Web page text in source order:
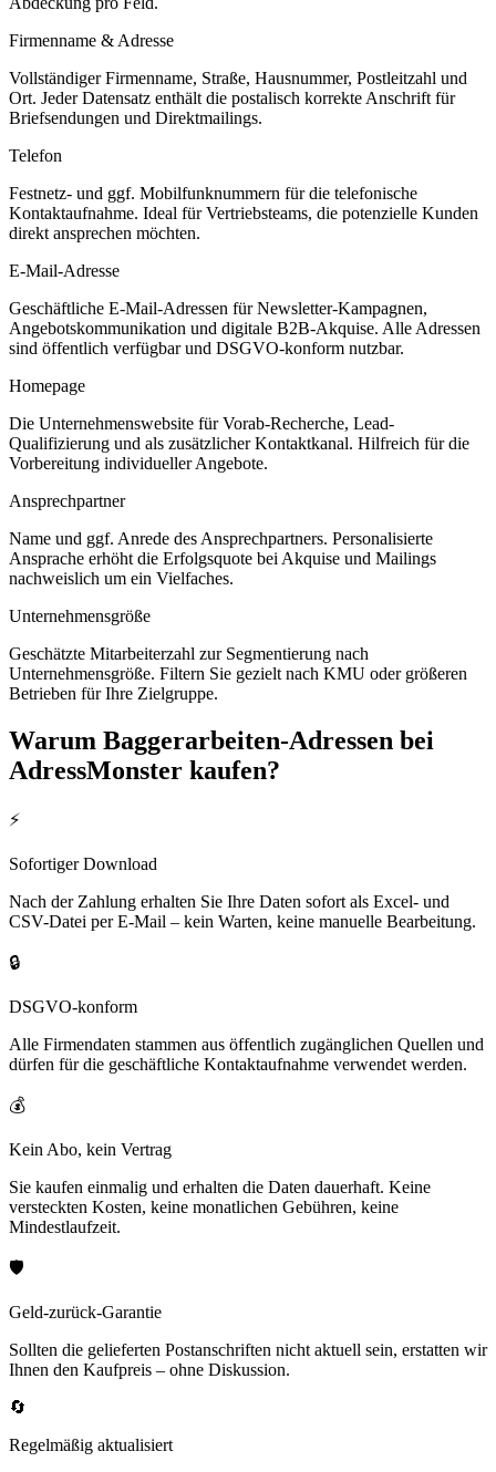
Firmenname & Adresse
Vollständiger Firmenname, Straße, Hausnummer, Postleitzahl und
Ort. Jeder Datensatz enthält die postalisch korrekte Anschrift für
Briefsendungen und Direktmailings.
Telefon
Festnetz- und ggf. Mobilfunknummern für die telefonische
Kontaktaufnahme. Ideal für Vertriebsteams, die potenzielle Kunden
direkt ansprechen möchten.
E-Mail-Adresse
Geschäftliche E-Mail-Adressen für Newsletter-Kampagnen,
Angebotskommunikation und digitale B2B-Akquise. Alle Adressen
sind öffentlich verfügbar und DSGVO-konform nutzbar.
Homepage
Die Unternehmenswebsite für Vorab-Recherche, Lead-
Qualifizierung und als zusätzlicher Kontaktkanal. Hilfreich für die
Vorbereitung individueller Angebote.
Ansprechpartner
Name und ggf. Anrede des Ansprechpartners. Personalisierte
Ansprache erhöht die Erfolgsquote bei Akquise und Mailings
nachweislich um ein Vielfaches.
Unternehmensgröße
Geschätzte Mitarbeiterzahl zur Segmentierung nach
Unternehmensgröße. Filtern Sie gezielt nach KMU oder größeren
Betrieben für Ihre Zielgruppe.
Warum Baggerarbeiten-Adressen bei
AdressMonster kaufen?
⚡
Sofortiger Download
Nach der Zahlung erhalten Sie Ihre Daten sofort als Excel- und
CSV-Datei per E-Mail – kein Warten, keine manuelle Bearbeitung.
🔒
DSGVO-konform
Alle Firmendaten stammen aus öffentlich zugänglichen Quellen und
dürfen für die geschäftliche Kontaktaufnahme verwendet werden.
💰
Kein Abo, kein Vertrag
Sie kaufen einmalig und erhalten die Daten dauerhaft. Keine
versteckten Kosten, keine monatlichen Gebühren, keine
Mindestlaufzeit.
🛡️
Geld-zurück-Garantie
Sollten die gelieferten Postanschriften nicht aktuell sein, erstatten wir
Ihnen den Kaufpreis – ohne Diskussion.
🔄
Regelmäßig aktualisiert